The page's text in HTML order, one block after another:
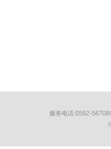
服务电话:0592-